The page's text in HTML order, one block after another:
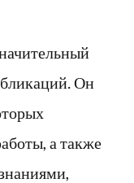
Он
а также